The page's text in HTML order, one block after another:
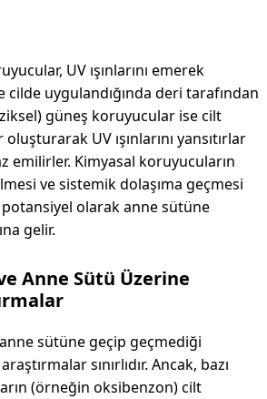
UV ışınlarını emerek
uygulandığında deri tarafından
güneş koruyucular ise cilt
UV ışınlarını yansıtırlar
emilirler. Kimyasal koruyucuların
ve sistemik dolaşıma geçmesi
olarak anne sütüne
gelir.
Anne Sütü Üzerine
sütüne geçip geçmediği
sınırlıdır. Ancak, bazı
(örneğin oksibenzon) cilt